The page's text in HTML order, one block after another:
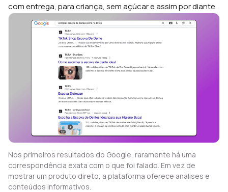
comentrega, para criança, sem açúcar e assim por diante.
Nos primeiros resultados do Google, raramente há uma
correspondência exata com o que foi falado. Em vez de
mostrar um produto direto, a plataforma oferece análises e
conteúdos informativos.